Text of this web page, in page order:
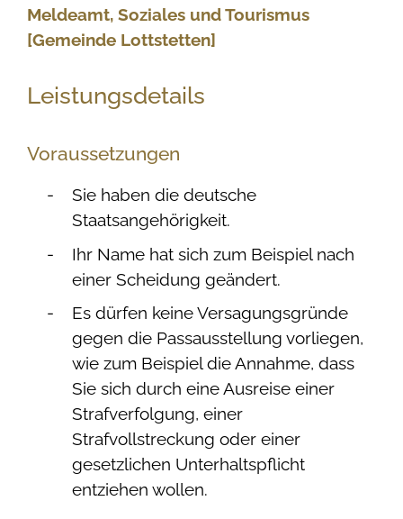
Meldeamt, Soziales und Tourismus
[Gemeinde Lottstetten]
Leistungsdetails
Voraussetzungen
Sie haben die deutsche
Staatsangehörigkeit.
Ihr Name hat sich zum Beispiel nach
einer Scheidung geändert.
Es dürfen keine Versagungsgründe
gegen die Passausstellung vorliegen,
wie zum Beispiel die Annahme, dass
Sie sich durch eine Ausreise einer
Strafverfolgung, einer
Strafvollstreckung oder einer
gesetzlichen Unterhaltspflicht
entziehen wollen.